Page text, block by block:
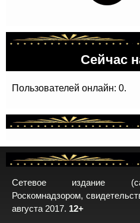
Сейчас
Пользователей онлайн: 0.
Сетевое издание
Роскомнадзором,
августа 2017. 12+